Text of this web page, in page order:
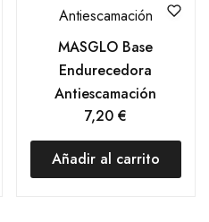
MASGLO Base
Endurecedora
Antiescamación
7,20 €
Añadir al carrito